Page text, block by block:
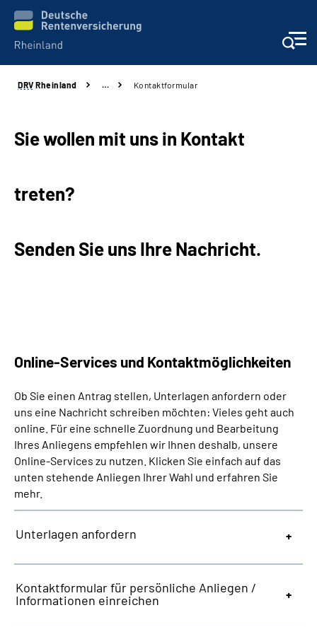
Aktuelles
Beratung und Kontakt
Karriere
Inhalte in Gebärdensprache (DGS)
Leichte Sprache
Suche
DRV Rheinland … Kontaktformular
Sie wollen mit uns in Kontakt
treten?
Senden Sie uns Ihre Nachricht.
Online-Services und Kontaktmöglichkeiten
Ob Sie einen Antrag stellen, Unterlagen anfordern oder
uns eine Nachricht schreiben möchten: Vieles geht auch
online. Für eine schnelle Zuordnung und Bearbeitung
Ihres Anliegens empfehlen wir Ihnen deshalb, unsere
Online-Services zu nutzen. Klicken Sie einfach auf das
unten stehende Anliegen Ihrer Wahl und erfahren Sie
mehr.
Unterlagen anfordern
Kontaktformular für persönliche Anliegen /
Informationen einreichen